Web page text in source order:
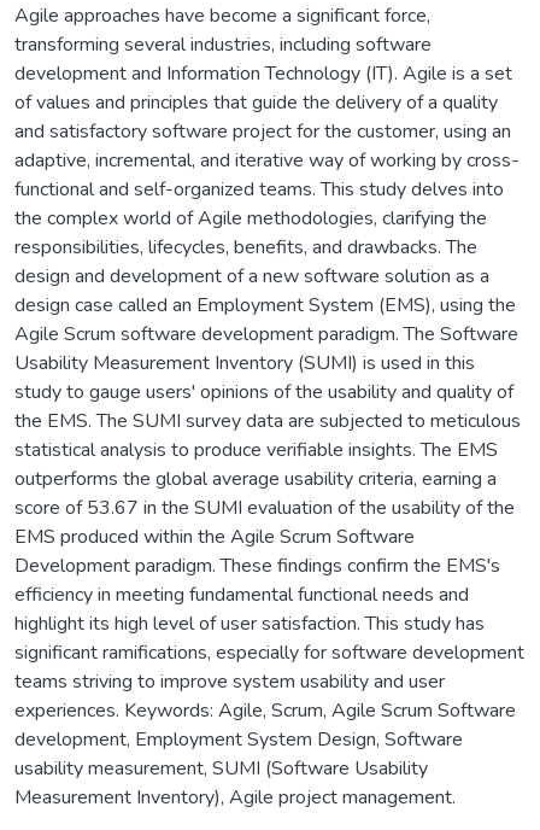
Agile approaches have become a significant force,
transforming several industries, including software
development and Information Technology (IT). Agile is a set
of values and principles that guide the delivery of a quality
and satisfactory software project for the customer, using an
adaptive, incremental, and iterative way of working by cross-
functional and self-organized teams. This study delves into
the complex world of Agile methodologies, clarifying the
responsibilities, lifecycles, benefits, and drawbacks. The
design and development of a new software solution as a
design case called an Employment System (EMS), using the
Agile Scrum software development paradigm. The Software
Usability Measurement Inventory (SUMI) is used in this
study to gauge users' opinions of the usability and quality of
the EMS. The SUMI survey data are subjected to meticulous
statistical analysis to produce verifiable insights. The EMS
outperforms the global average usability criteria, earning a
score of 53.67 in the SUMI evaluation of the usability of the
EMS produced within the Agile Scrum Software
Development paradigm. These findings confirm the EMS's
efficiency in meeting fundamental functional needs and
highlight its high level of user satisfaction. This study has
significant ramifications, especially for software development
teams striving to improve system usability and user
experiences. Keywords: Agile, Scrum, Agile Scrum Software
development, Employment System Design, Software
usability measurement, SUMI (Software Usability
Measurement Inventory), Agile project management.